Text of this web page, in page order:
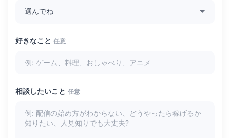
好きなこと 任意
相談したいこと 任意